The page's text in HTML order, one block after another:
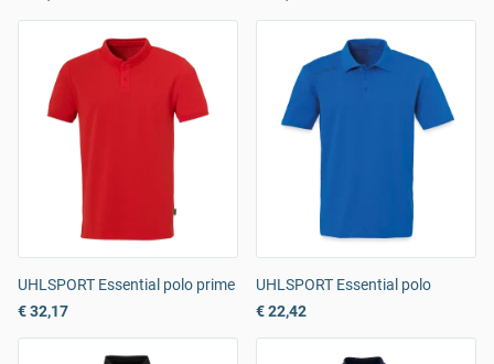
UHLSPORT Essential polo prime
€ 32,17
UHLSPORT Essential polo
€ 22,42